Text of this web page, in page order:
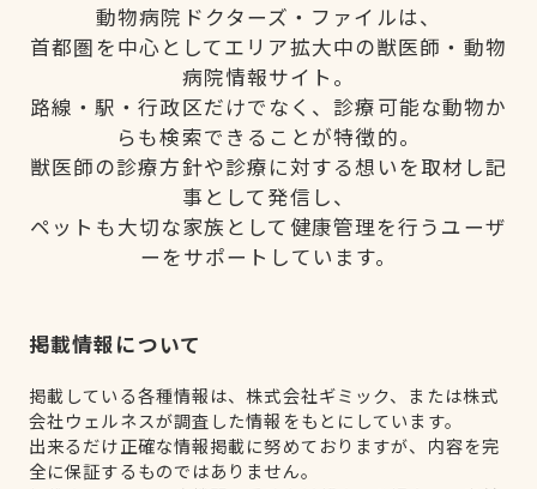
動物病院ドクターズ・ファイルは、
首都圏を中心としてエリア拡大中の獣医師・動物
病院情報サイト。
路線・駅・行政区だけでなく、診療可能な動物か
らも検索できることが特徴的。
獣医師の診療方針や診療に対する想いを取材し記
事として発信し、
ペットも大切な家族として健康管理を行うユーザ
ーをサポートしています。
掲載情報について
掲載している各種情報は、株式会社ギミック、または株式
会社ウェルネスが調査した情報をもとにしています。
出来るだけ正確な情報掲載に努めておりますが、内容を完
全に保証するものではありません。